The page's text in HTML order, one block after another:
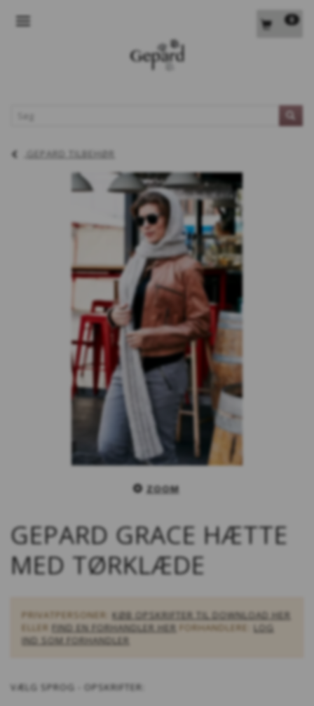
0
GEPARD TILBEHØR
ZOOM
GEPARD GRACE HÆTTE
MED TØRKLÆDE
PRIVATPERSONER: KØB OPSKRIFTER TIL DOWNLOAD HER
ELLER FIND EN FORHANDLER HER FORHANDLERE: LOG
IND SOM FORHANDLER
VÆLG SPROG - OPSKRIFTER: